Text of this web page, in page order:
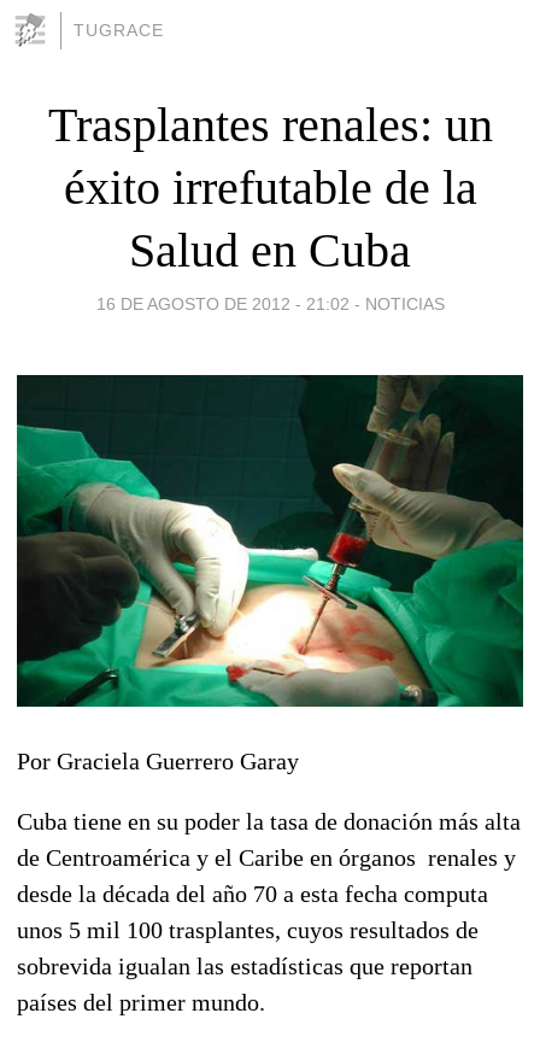
TUGRACE
Trasplantes renales: un
éxito irrefutable de la
Salud en Cuba
16 DE AGOSTO DE 2012 - 21:02 - NOTICIAS
Por Graciela Guerrero Garay
Cuba tiene en su poder la tasa de donación más alta
de Centroamérica y el Caribe en órganos renales y
desde la década del año 70 a esta fecha computa
unos 5 mil 100 trasplantes, cuyos resultados de
sobrevida igualan las estadísticas que reportan
países del primer mundo.